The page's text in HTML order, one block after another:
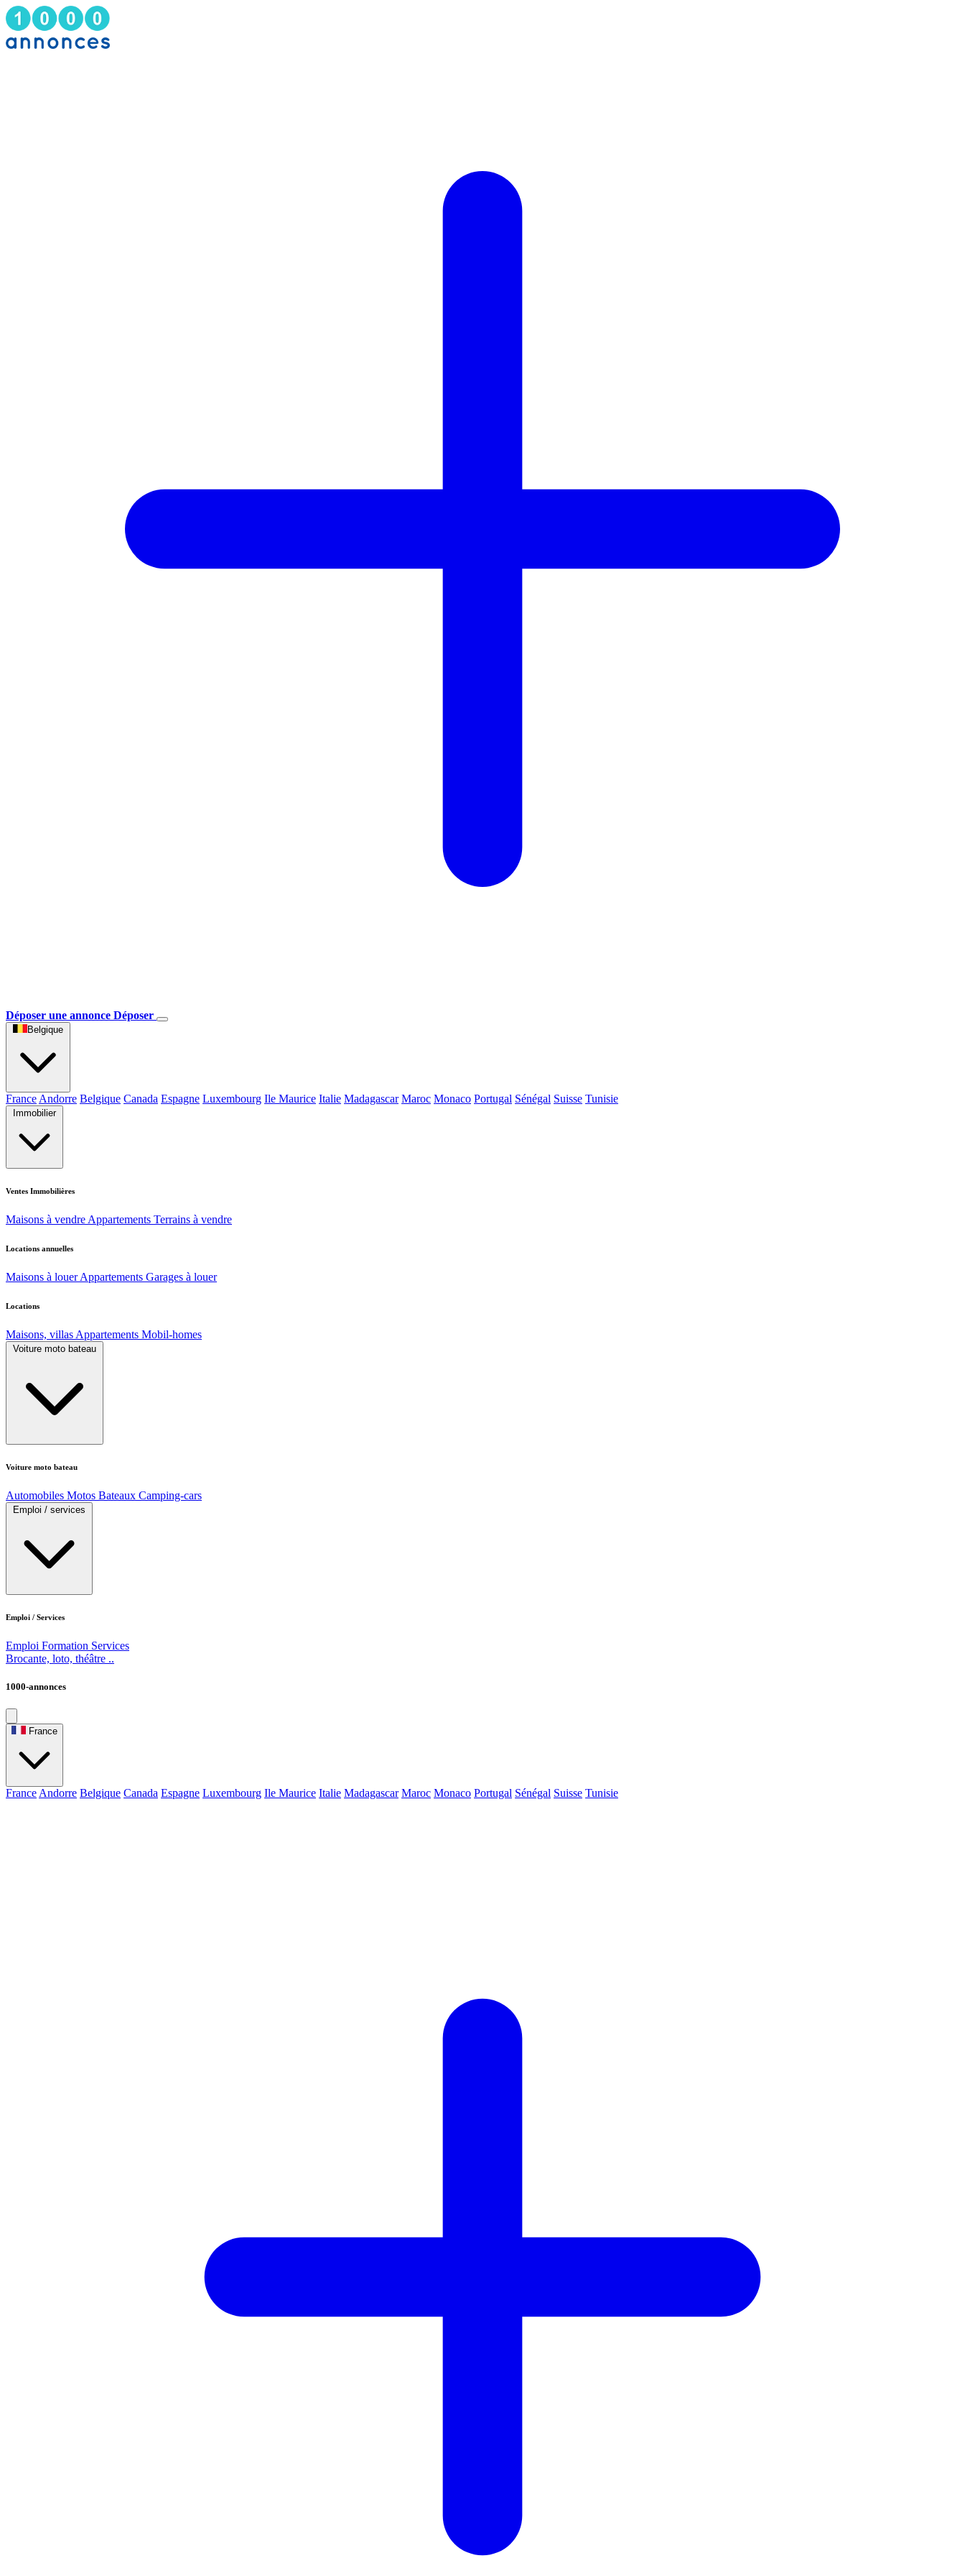
Déposer une annonce Déposer
Belgique
France Andorre Belgique Canada Espagne Luxembourg Ile Maurice Italie Madagascar Maroc Monaco Portugal Sénégal Suisse Tunisie
Immobilier
Ventes Immobilières
Maisons à vendre Appartements Terrains à vendre
Locations annuelles
Maisons à louer Appartements Garages à louer
Locations
Maisons, villas Appartements Mobil-homes
Voiture moto bateau
Voiture moto bateau
Automobiles Motos Bateaux Camping-cars
Emploi / services
Emploi / Services
Emploi Formation Services
Brocante, loto, théâtre ..
1000-annonces
France
France Andorre Belgique Canada Espagne Luxembourg Ile Maurice Italie Madagascar Maroc Monaco Portugal Sénégal Suisse Tunisie